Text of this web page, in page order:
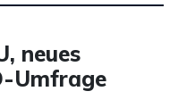
neues
Umfrage